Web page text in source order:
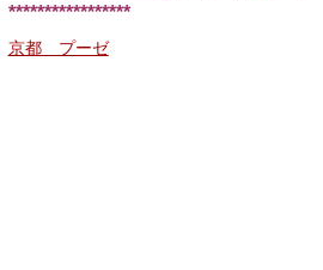
*****************
京都 プーゼ